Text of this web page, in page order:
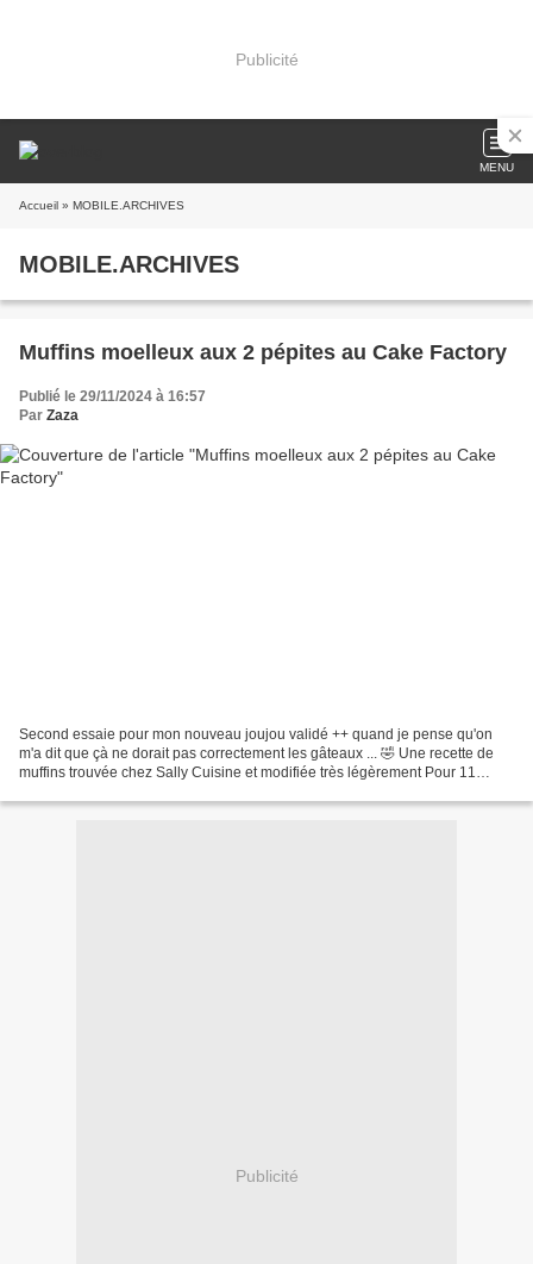
Publicité
MENU
Accueil » MOBILE.ARCHIVES
MOBILE.ARCHIVES
Muffins moelleux aux 2 pépites au Cake Factory
Publié le 29/11/2024 à 16:57
Par Zaza
Second essaie pour mon nouveau joujou validé ++ quand je pense qu'on
m'a dit que çà ne dorait pas correctement les gâteaux ... 🤣 Une recette de
muffins trouvée chez Sally Cuisine et modifiée très légèrement Pour 11
Publicité